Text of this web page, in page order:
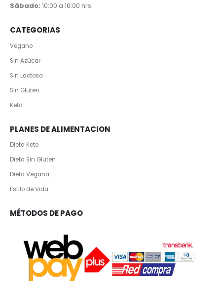
Sábado: 10:00 a 16:00 hrs.
CATEGORIAS
Vegano
Sin Azúcar
Sin Lactosa
Sin Gluten
Keto
PLANES DE ALIMENTACION
Dieta Keto
Dieta Sin Gluten
Dieta Vegana
Estilo de Vida
MÉTODOS DE PAGO